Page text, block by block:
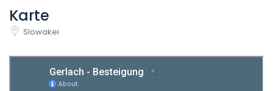
Karte
Slowakei